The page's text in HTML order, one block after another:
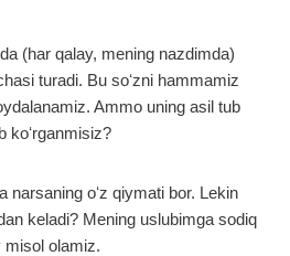
(har qalay, mening nazdimda)
turadi. Bu soʻzni hammamiz
Ammo uning asil tub
koʻrganmisiz?
narsaning oʻz qiymati bor. Lekin
keladi? Mening uslubimga sodiq
misol olamiz.